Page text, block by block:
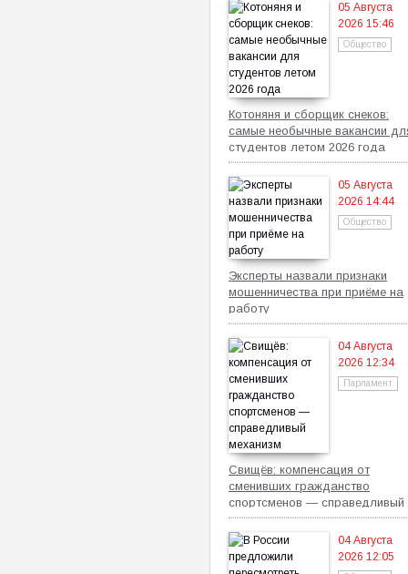
05 Августа
2026 15:46
Общество
Котоняня и сборщик снеков:
самые необычные вакансии
студентов летом 2026 года
05 Августа
2026 14:44
Общество
Эксперты назвали признаки
мошенничества при приёме на
работу
04 Августа
2026 12:34
Парламент
Свищёв: компенсация от
сменивших гражданство
спортсменов — справедливый
механизм
04 Августа
2026 12:05